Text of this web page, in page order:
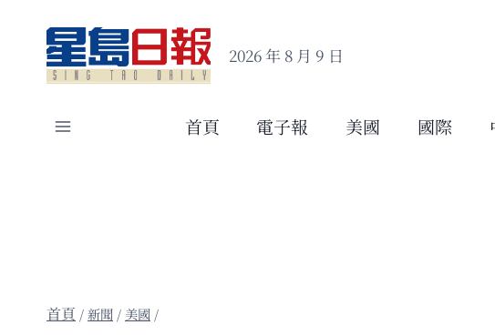
content
2026 年 8 月 9 日
首頁 電子報 美國 國際
/新聞 / 美國 /